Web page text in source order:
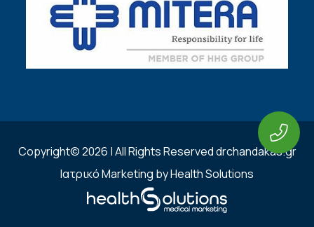
Copyright© 2026 | All Rights Reserved drchandakas.gr
Ιατρικό Marketing by Health Solutions